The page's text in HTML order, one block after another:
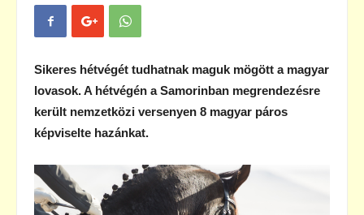
Sikeres hétvégét tudhatnak maguk mögött a magyar
lovasok. A hétvégén a Samorinban megrendezésre
került nemzetközi versenyen 8 magyar páros
képviselte hazánkat.